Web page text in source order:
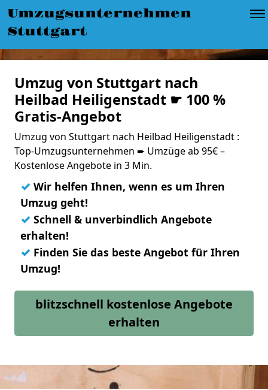
Umzugsunternehmen
Stuttgart
Umzug von Stuttgart nach
Heilbad Heiligenstadt ☛ 100 %
Gratis-Angebot
Umzug von Stuttgart nach Heilbad Heiligenstadt :
Top-Umzugsunternehmen ➨ Umzüge ab 95€ –
Kostenlose Angebote in 3 Min.
✓ Wir helfen Ihnen, wenn es um Ihren
Umzug geht!
✓ Schnell & unverbindlich Angebote
erhalten!
✓ Finden Sie das beste Angebot für Ihren
Umzug!
blitzschnell kostenlose Angebote
erhalten